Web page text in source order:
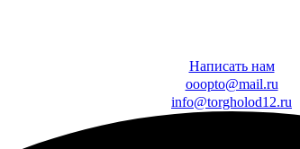
Написать нам
ooopto@mail.ru
info@torgholod12.ru